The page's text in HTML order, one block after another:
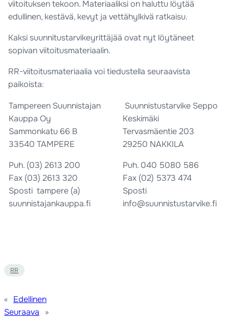
viitoituksen tekoon. Materiaaliksi on haluttu löytää
edullinen, kestävä, kevyt ja vettähylkivä ratkaisu.
Kaksi suunnitustarvikeyrittäjää ovat nyt löytäneet
sopivan viitoitusmateriaalin.
RR-viitoitusmateriaalia voi tiedustella seuraavista
paikoista:
Tampereen Suunnistajan
Kauppa Oy
Sammonkatu 66 B
33540 TAMPERE
Puh. (03) 2613 200
Fax (03) 2613 320
Sposti tampere (a)
suunnistajankauppa.fi
Suunnistustarvike Seppo
Keskimäki
Tervasmäentie 203
29250 NAKKILA
Puh. 040 5080 586
Fax (02) 5373 474
Sposti
info@suunnistustarvike.fi
RR
« Edellinen
Seuraava
»